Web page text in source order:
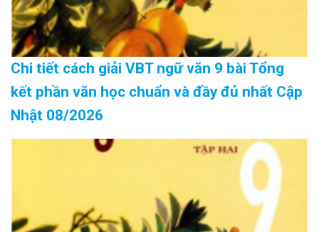
Chi tiết cách giải VBT ngữ văn 9 bài Tổng
kết phần văn học chuẩn và đầy đủ nhất Cập
Nhật 08/2026